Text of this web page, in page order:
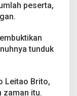
peserta,
tunduk
Leitao Brito,
zaman itu.